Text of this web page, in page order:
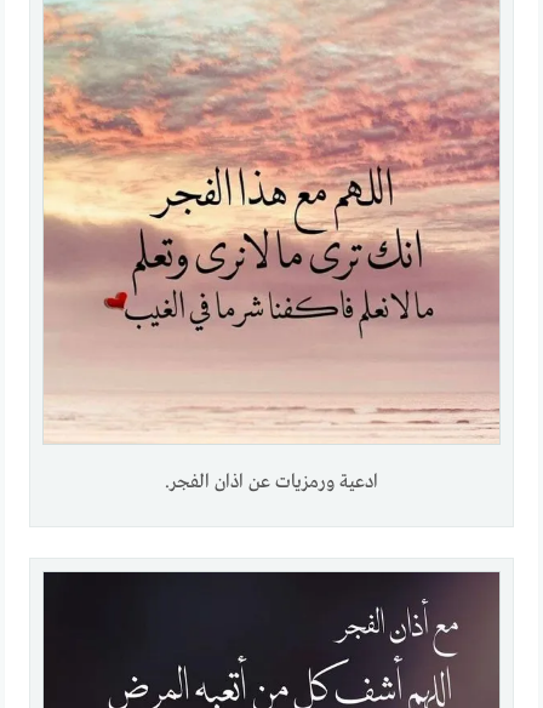
ادعية ورمزيات عن اذان الفجر.